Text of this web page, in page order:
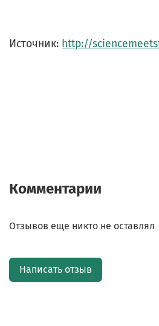
Источник: http://
Комментарии
Отзывов еще никто не оставлял
Написать отзыв